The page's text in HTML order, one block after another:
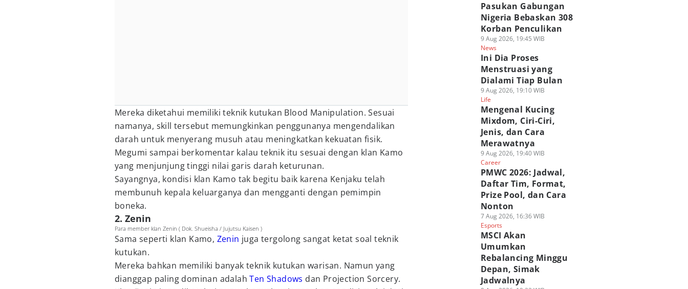
Mereka diketahui memiliki teknik kutukan Blood Manipulation. Sesuai
namanya, skill tersebut memungkinkan penggunanya mengendalikan
darah untuk menyerang musuh atau meningkatkan kekuatan fisik.
Megumi sampai berkomentar kalau teknik itu sesuai dengan klan Kamo
yang menjunjung tinggi nilai garis darah keturunan.
Sayangnya, kondisi klan Kamo tak begitu baik karena Kenjaku telah
membunuh kepala keluarganya dan mengganti dengan pemimpin
boneka.
2. Zenin
Para member klan Zenin ( Dok. Shueisha / Jujutsu Kaisen )
Sama seperti klan Kamo, Zenin juga tergolong sangat ketat soal teknik
kutukan.
Mereka bahkan memiliki banyak teknik kutukan warisan. Namun yang
dianggap paling dominan adalahTen Shadows dan Projection Sorcery.
Pasukan Gabungan
Nigeria Bebaskan 308
Korban Penculikan
9 Aug 2026, 19:45 WIB
News
Ini Dia Proses
Menstruasi yang
Dialami Tiap Bulan
9 Aug 2026, 19:10 WIB
Life
Mengenal Kucing
Mixdom, Ciri-Ciri,
Jenis, dan Cara
Merawatnya
9 Aug 2026, 19:40 WIB
Career
PMWC 2026: Jadwal,
Daftar Tim, Format,
Prize Pool, dan Cara
Nonton
7 Aug 2026, 16:36 WIB
Esports
MSCI Akan
Umumkan
Rebalancing Minggu
Depan, Simak
Jadwalnya